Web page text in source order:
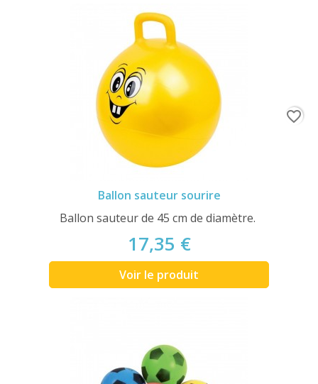
Ballon sauteur sourire
Ballon sauteur de 45 cm de diamètre.
17,35 €
Voir le produit
favorite_border